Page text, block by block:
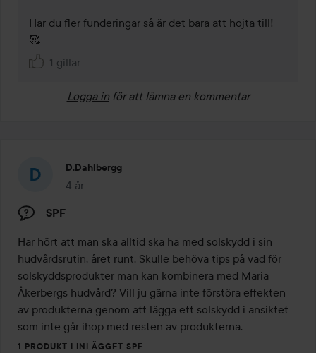
Har du fler funderingar så är det bara att hojta till!
🥰
1 gillar
Logga in för att lämna en kommentar
D.dahlbergg
4 år
Inlägget skapades 4 år
SPF
Har hört att man ska alltid ska ha med solskydd i sin
hudvårdsrutin, året runt. Skulle behöva tips på vad för
solskyddsprodukter man kan kombinera med Maria
Åkerbergs hudvård? Vill ju gärna inte förstöra effekten
av produkterna genom att lägga ett solskydd i ansiktet
som inte går ihop med resten av produkterna.
1 PRODUKT I INLÄGGET SPF